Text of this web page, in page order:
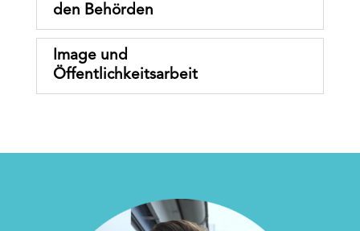
den Behörden
Image und
Öffentlichkeitsarbeit